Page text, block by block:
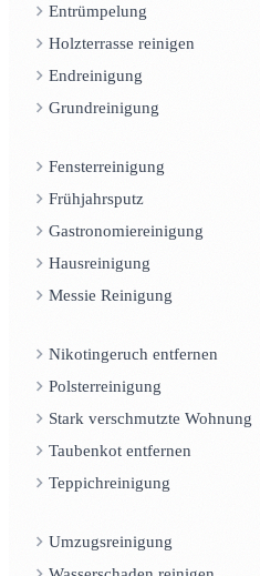
Entrümpelung
Holzterrasse reinigen
Endreinigung
Grundreinigung
Fensterreinigung
Frühjahrsputz
Gastronomiereinigung
Hausreinigung
Messie Reinigung
Nikotingeruch entfernen
Polsterreinigung
Stark verschmutzte Wohnung
Taubenkot entfernen
Teppichreinigung
Umzugsreinigung